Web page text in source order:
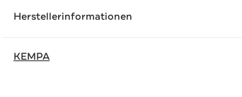
Herstellerinformationen
KEMPA